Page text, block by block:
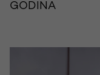
GODINA